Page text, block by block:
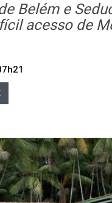
Belém e
acesso de